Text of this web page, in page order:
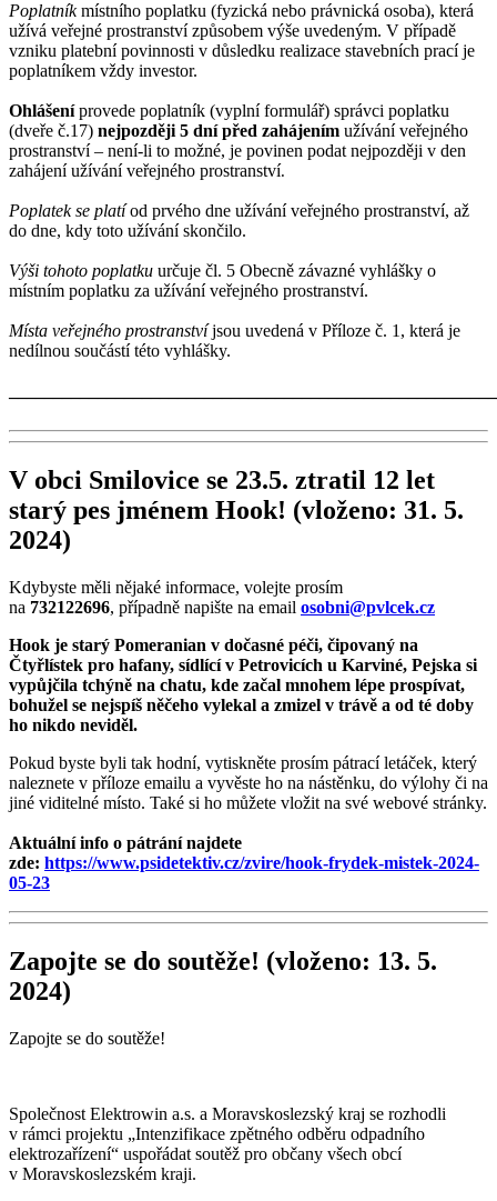
Poplatníkmístního poplatku (fyzická nebo právnická osoba), která
užívá veřejné prostranství způsobem výše uvedeným. V případě
vzniku platební povinnosti v důsledku realizace stavebních prací je
poplatníkem vždy investor.
Ohlášeníprovede poplatník (vyplní formulář) správci poplatku
(dveře č.17) nejpozději 5 dní před zahájením užívání veřejného
prostranství – není-li to možné, je povinen podat nejpozději v den
zahájení užívání veřejného prostranství.
Poplatek se platíod prvého dne užívání veřejného prostranství, až
do dne, kdy toto užívání skončilo.
Výši tohoto poplatku určuje čl. 5 Obecně závazné vyhlášky o
místním poplatku za užívání veřejného prostranství.
Místa veřejného prostranstvíjsou uvedená v Příloze č. 1, která je
nedílnou součástí této vyhlášky.
V obci Smilovice se 23.5. ztratil 12 let
starý pes jménem Hook! (vloženo: 31. 5.
2024)
Kdybyste měli nějaké informace, volejte prosím
na 732122696, případně napište na email osobni@pvlcek.cz
Hook je starý Pomeranian v dočasné péči, čipovaný na
Čtyřlístek pro hafany, sídlící v Petrovicích u Karviné, Pejska si
vypůjčila tchýně na chatu, kde začal mnohem lépe prospívat,
bohužel se nejspíš něčeho vylekal a zmizel v trávě a od té doby
ho nikdo neviděl.
Pokud byste byli tak hodní, vytiskněte prosím pátrací letáček, který
naleznete v příloze emailu a vyvěste ho na nástěnku, do výlohy či na
jiné viditelné místo. Také si ho můžete vložit na své webové stránky.
Aktuální info o pátrání najdete
zde: https://www.psidetektiv.cz/zvire/hook-frydek-mistek-2024-
05-23
Zapojte se do soutěže! (vloženo: 13. 5.
2024)
Zapojte se do soutěže!
Společnost Elektrowin a.s. a Moravskoslezský kraj se rozhodli
v rámci projektu „Intenzifikace zpětného odběru odpadního
elektrozařízení“ uspořádat soutěž pro občany všech obcí
v Moravskoslezském kraji.